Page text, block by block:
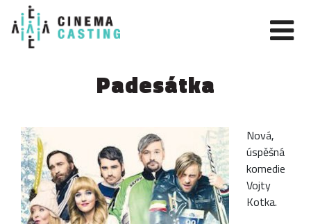
Padesátka
Nová,
úspěšná
komedie
Vojty
Kotka.